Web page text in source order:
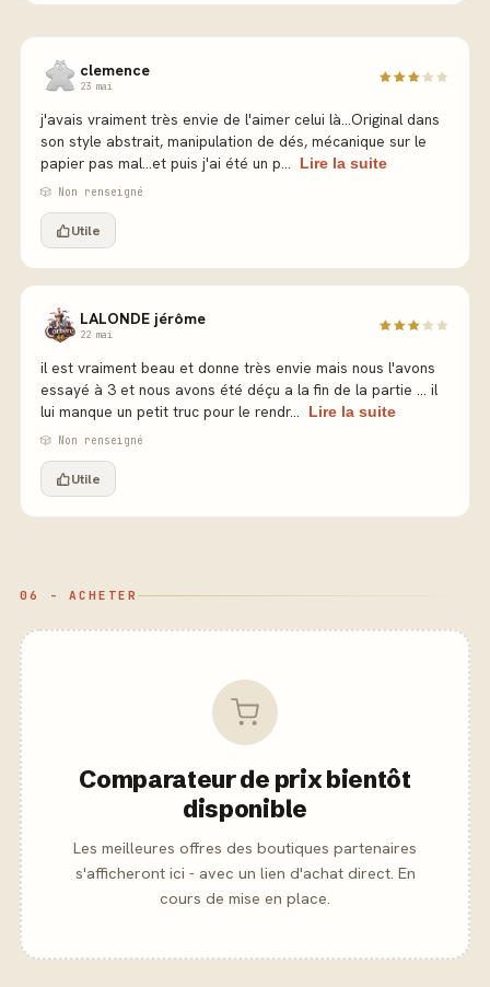
clemence
23 mai
j'avais vraiment très envie de l'aimer celui là...Original dans
son style abstrait, manipulation de dés, mécanique sur le
papier pas mal...et puis j'ai été un p...
Lire la suite
🎲 Non renseigné
Utile
LALONDE jérôme
22 mai
il est vraiment beau et donne très envie mais nous l'avons
essayé à 3 et nous avons été déçu a la fin de la partie ... il
lui manque un petit truc pour le rendr...
Lire la suite
🎲 Non renseigné
Utile
06 - ACHETER
Comparateur de prix bientôt
disponible
Les meilleures offres des boutiques partenaires
s'afficheront ici - avec un lien d'achat direct. En
cours de mise en place.